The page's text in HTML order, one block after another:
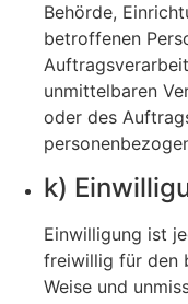
Behörde,
betroffenen
unmittelbaren
oder des
k)
Einwilligung ist
freiwillig für den
Weise und